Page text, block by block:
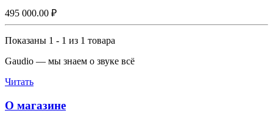
495 000.00 ₽
Показаны 1 - 1 из 1 товара
Gaudio — мы знаем о звуке всё
Читать
О магазине